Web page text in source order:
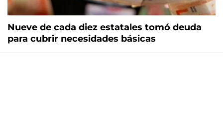
Nueve de cada diez estatales tomó deuda
para cubrir necesidades básicas